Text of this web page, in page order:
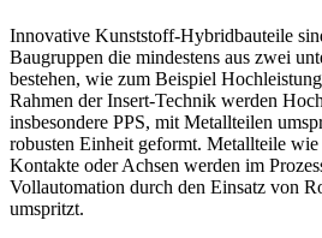
Innovative Kunststoff-Hybridbauteile
Baugruppen die mindestens aus zwei
bestehen, wie zum Beispiel
Rahmen der Insert-Technik werden
insbesondere PPS, mit Metallteilen
robusten Einheit geformt. Metallteile wie
Kontakte oder Achsen werden im
Vollautomation durch den Einsatz von
umspritzt.